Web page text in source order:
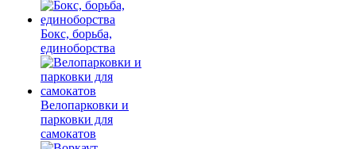
Бокс, борьба,
единоборства
Велопарковки и
парковки для
самокатов